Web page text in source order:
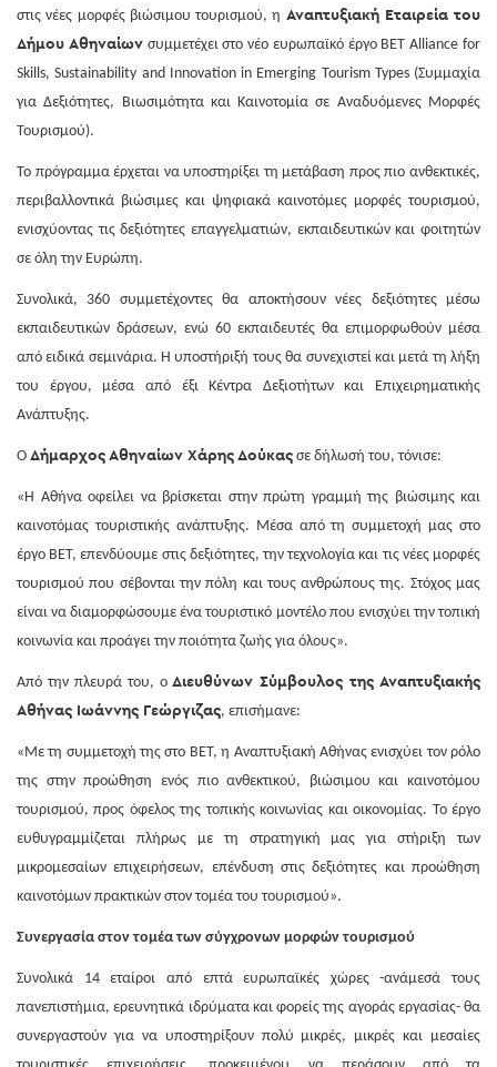
στις νέες μορφές βιώσιμου τουρισμού, η Αναπτυξιακή Εταιρεία του
Δήμου Αθηναίωνσυμμετέχει στο νέο ευρωπαϊκό έργο BET Alliance for
Skills, Sustainability and Innovation in Emerging Tourism Types (Συμμαχία
για Δεξιότητες, Βιωσιμότητα και Καινοτομία σε Αναδυόμενες Μορφές
Τουρισμού).
Το πρόγραμμα έρχεται να υποστηρίξει τη μετάβαση προς πιο ανθεκτικές,
περιβαλλοντικά βιώσιμες και ψηφιακά καινοτόμες μορφές τουρισμού,
ενισχύοντας τις δεξιότητες επαγγελματιών, εκπαιδευτικών και φοιτητών
σε όλη την Ευρώπη.
Συνολικά, 360 συμμετέχοντες θα αποκτήσουν νέες δεξιότητες μέσω
εκπαιδευτικών δράσεων, ενώ 60 εκπαιδευτές θα επιμορφωθούν μέσα
από ειδικά σεμινάρια. Η υποστήριξή τους θα συνεχιστεί και μετά τη λήξη
του έργου, μέσα από έξι Κέντρα Δεξιοτήτων και Επιχειρηματικής
Ανάπτυξης.
Ο Δήμαρχος Αθηναίων Χάρης Δούκας σε δήλωσή του, τόνισε:
«Η Αθήνα οφείλει να βρίσκεται στην πρώτη γραμμή της βιώσιμης και
καινοτόμας τουριστικής ανάπτυξης. Μέσα από τη συμμετοχή μας στο
έργο BET, επενδύουμε στις δεξιότητες, την τεχνολογία και τις νέες μορφές
τουρισμού που σέβονται την πόλη και τους ανθρώπους της. Στόχος μας
είναι να διαμορφώσουμε ένα τουριστικό μοντέλο που ενισχύει την τοπική
κοινωνία και προάγει την ποιότητα ζωής για όλους».
Από την πλευρά του, οΔιευθύνων Σύμβουλος της Αναπτυξιακής
Αθήνας Ιωάννης Γεώργιζας, επισήμανε:
«Με τη συμμετοχή της στο BET, η Αναπτυξιακή Αθήνας ενισχύει τον ρόλο
της στην προώθηση ενός πιο ανθεκτικού, βιώσιμου και καινοτόμου
τουρισμού, προς όφελος της τοπικής κοινωνίας και οικονομίας. Το έργο
ευθυγραμμίζεται πλήρως με τη στρατηγική μας για στήριξη των
μικρομεσαίων επιχειρήσεων, επένδυση στις δεξιότητες και προώθηση
καινοτόμων πρακτικών στον τομέα του τουρισμού».
Συνεργασία στον τομέα των σύγχρονων μορφών τουρισμού
Συνολικά 14 εταίροι από επτά ευρωπαϊκές χώρες -ανάμεσά τους
πανεπιστήμια, ερευνητικά ιδρύματα και φορείς της αγοράς εργασίας- θα
συνεργαστούν για να υποστηρίξουν πολύ μικρές, μικρές και μεσαίες